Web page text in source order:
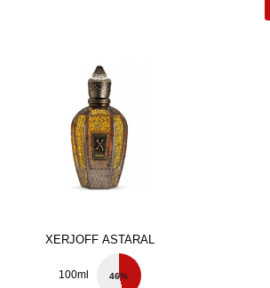
XERJOFF ASTARAL
100ml 46%